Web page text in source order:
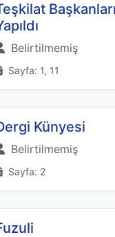
Belirtilmemiş
Sayfa: 1, 11
Künyesi
Belirtilmemiş
Sayfa: 2